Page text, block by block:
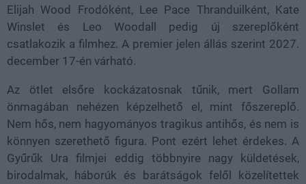
Elijah Wood Frodóként, Lee Pace Thranduilként, Kate
Winslet és Leo Woodall pedig új szereplőként
csatlakozik a filmhez. A premier jelen állás szerint 2027.
december 17-én várható.
Az ötlet elsőre kockázatosnak tűnik, mert Gollam
önmagában nehézen képzelhető el, mint főszereplő.
Nem hős, nem hagyományos tragikus antihős, és nem is
könnyen szerethető figura. Pont ezért lehet érdekes. A
Gyűrűk Ura filmjei eddig többnyire nagy küldetések,
birodalmak, háborúk és barátságok felől közelítettek